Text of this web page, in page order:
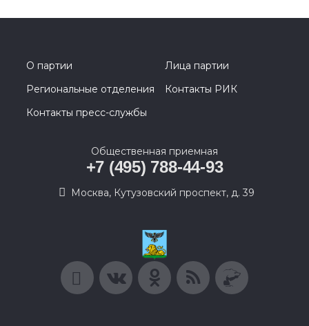
О партии
Лица партии
Региональные отделения
Контакты РИК
Контакты пресс-службы
Общественная приемная
+7 (495) 788-44-93
Москва, Кутузовский проспект, д. 39